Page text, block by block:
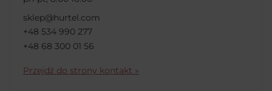
sklep@hurtel.com
+48 534 990 277
+48 68 300 01 56
Przejdź do strony kontakt »